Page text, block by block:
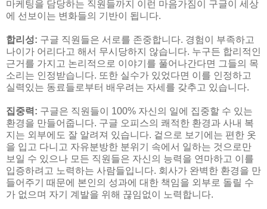
마케팅을 담당하는 직원들까지 이런 마음가짐이 구글이 세상
에 선보이는 변화들의 기반이 됩니다.
합리성: 구글 직원들은 서로를 존중합니다. 경험이 부족하고
나이가 어리다고 해서 무시당하지 않습니다. 누구든 합리적인
근거를 가지고 논리적으로 이야기를 풀어나간다면 그들의 목
소리는 인정받습니다. 또한 실수가 있었다면 이를 인정하고
실력있는 동료들로부터 배우려는 자세를 갖추고 있습니다.
집중력: 구글은 직원들이 100% 자신의 일에 집중할 수 있는
환경을 만들어줍니다. 구글 오피스의 쾌적한 환경과 사내 복
지는 외부에도 잘 알려져 있습니다. 겉으로 보기에는 편한 옷
을 입고 다니고 자유분방한 분위기 속에서 일하는 것으로만
보일 수 있으나 모든 직원들은 자신의 능력을 연마하고 이를
입증하려고 노력하는 사람들입니다. 회사가 완벽한 환경을 만
들어주기 때문에 본인의 성과에 대한 책임을 외부로 돌릴 수
가 없으며 자기 계발을 위해 끊임없이 노력합니다.